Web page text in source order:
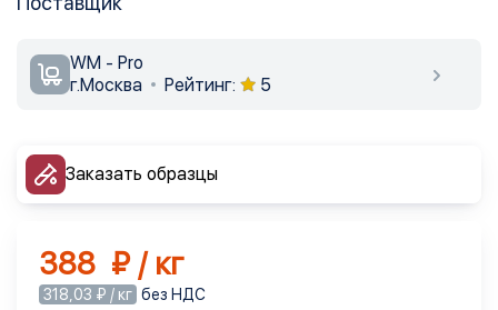
WM - Pro
г.Москва
Рейтинг: 5
Заказать образцы
388 ₽ / кг
318,03 ₽ / кг без НДС